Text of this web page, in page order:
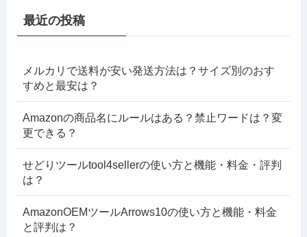
最近の投稿
メルカリで送料が安い発送方法は？サイズ別のおす
すめと最安は？
Amazonの商品名にルールはある？禁止ワードは？変
更できる？
せどりツールtool4sellerの使い方と機能・料金・評判
は？
AmazonOEMツールArrows10の使い方と機能・料金
と評判は？